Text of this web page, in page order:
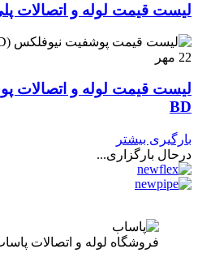
لیست قیمت لوله و اتصالات
22 مهر
لیست قیمت لوله و اتصالات
BD
بارگیری بیشتر
درحال بارگزاری...
فروشگاه لوله و اتصالات